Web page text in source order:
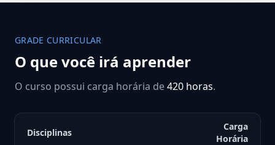
GRADE CURRICULAR
O que você irá aprender
O curso possui carga horária de420 horas.
Disciplinas
Carga
Horária